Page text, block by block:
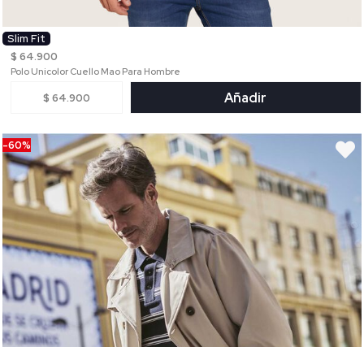
Slim Fit
$ 64.900
Polo Unicolor Cuello Mao Para Hombre
$ 64.900 Añadir
-60%